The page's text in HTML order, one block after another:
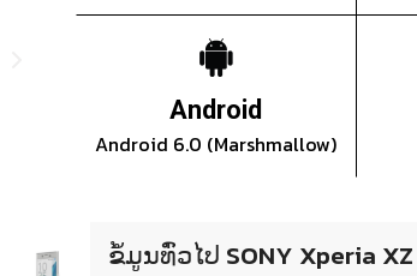
Android
Android 6.0 (Marshmallow)
ຂໍ້ມູນທົ່ວໄປ SONY Xperia XZ